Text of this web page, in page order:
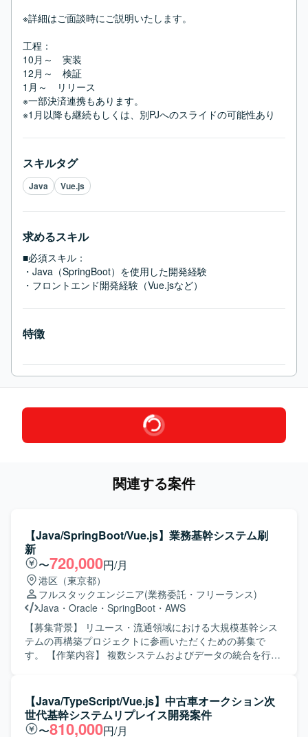
※詳細はご面談時にご説明いたします。
工程：
10月～　実装
12月～　検証
1月～　リリース
※一部決済連携もあります。
※1月以降も継続もしくは、別PJへのスライドの可能性あり
スキルタグ
Java Vue.js
求めるスキル
■必須スキル：
・Java（SpringBoot）を使用した開発経験
・フロントエンド開発経験（Vue.jsなど）
特徴
関連する案件
【Java/SpringBoot/Vue.js】業務基幹システム刷
新
〜720,000円/月
港区（東京都）
フルスタックエンジニア(業務委託・フリーランス)
Java ・ Oracle ・ SpringBoot ・ AWS
【募集背景】 リユース・流通領域における大規模基幹シス
テムの再構築プロジェクトに参画いただくための募集で
す。 【作業内容】 複数システムおよびデータの統合を行い
刷新に伴う各種機能の開発・改修に携わっていただきま
す。 【求める人物像】 AI駆動開発に積極的に取り組み、新
しい技術やツールの活用に前向きにチャレンジいただける
【Java/TypeScript/Vue.js】中古車オークション次
世代基幹システムリプレイス開発案件
〜810,000円/月